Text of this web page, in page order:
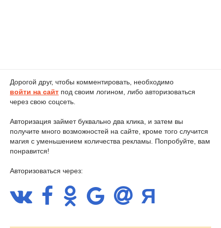
Дорогой друг, чтобы комментировать, необходимо
войти на сайт под своим логином, либо авторизоваться
через свою соцсеть.
Авторизация займет буквально два клика, и затем вы
получите много возможностей на сайте, кроме того случится
магия с уменьшением количества рекламы. Попробуйте, вам
понравится!
Авторизоваться через: